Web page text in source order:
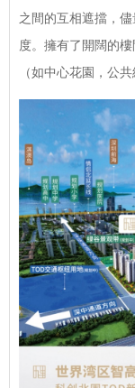
之間的互相遮擋，
度。擁有了開闊的
（如中心花園，公